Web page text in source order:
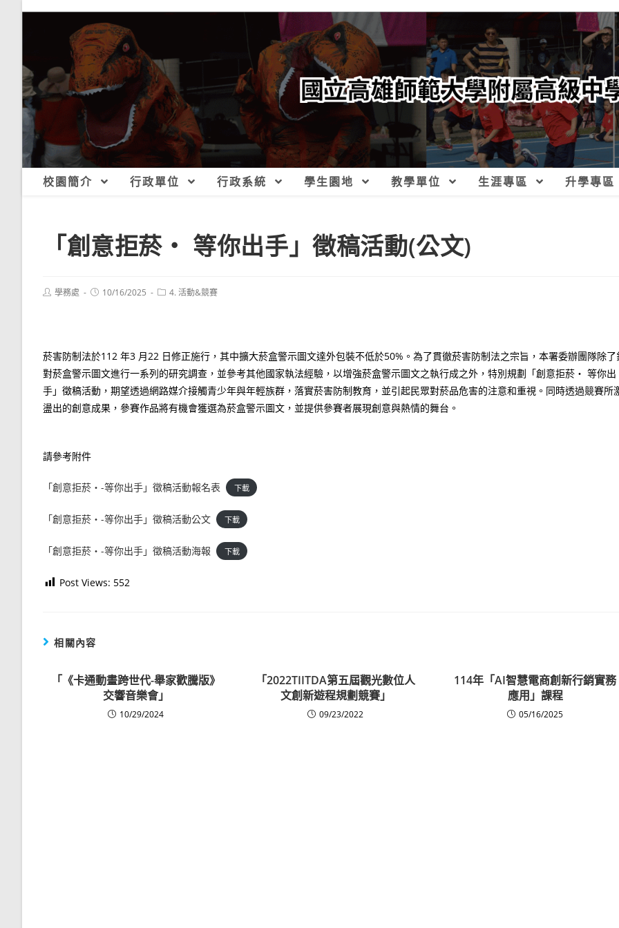
校園簡介 行政單位 行政系統 學生園地 教學單位 生涯專區 升學專區
「創意拒菸‧ 等你出手」徵稿活動(公文)
Post學務處
Post10/16/2025
Post4. 活動&競賽
菸害防制法於112 年3 月22 日修正施行，其中擴大菸盒警示圖文達外包裝不低於50%。為了貫徹菸害防制法之宗旨，本署委辦團隊除了
對菸盒警示圖文進行一系列的研究調查，並參考其他國家執法經驗，以增強菸盒警示圖文之執行成之外，特別規劃「創意拒菸‧ 等你出
手」徵稿活動，期望透過網路媒介接觸青少年與年輕族群，落實菸害防制教育，並引起民眾對菸品危害的注意和重視。同時透過競賽所
盪出的創意成果，參賽作品將有機會獲選為菸盒警示圖文，並提供參賽者展現創意與熱情的舞台。
請參考附件
「創意拒菸‧-等你出手」徵稿活動報名表 下載
「創意拒菸‧-等你出手」徵稿活動公文 下載
「創意拒菸‧-等你出手」徵稿活動海報 下載
Post Views: 552
相關內容
「《卡通動畫跨世代-舉家歡騰版》
交響音樂會」
10/29/2024
「2022TIITDA第五屆觀光數位人
文創新遊程規劃競賽」
09/23/2022
114年「AI智慧電商創新行銷實務
應用」課程
05/16/2025